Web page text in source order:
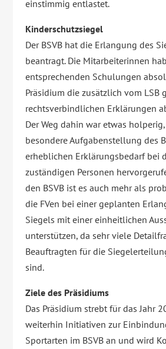
einstimmig entlastet.
Kinderschutzsiegel
Der BSVB hat die Erlangung des
beantragt. Die Mitarbeiterinnen
entsprechenden Schulungen
Präsidium die zusätzlich vom LSB
rechtsverbindlichen Erklärungen
Der Weg dahin war etwas
besondere Aufgabenstellung des
erheblichen Erklärungsbedarf bei
zuständigen Personen
den BSVB ist es auch mehr als
die FVen bei einer geplanten
Siegels mit einer einheitlichen
unterstützen, da sehr viele
Beauftragten für die
sind.
Ziele des Präsidiums
Das Präsidium strebt für das Jahr
weiterhin Initiativen zur
Sportarten im BSVB an und wird